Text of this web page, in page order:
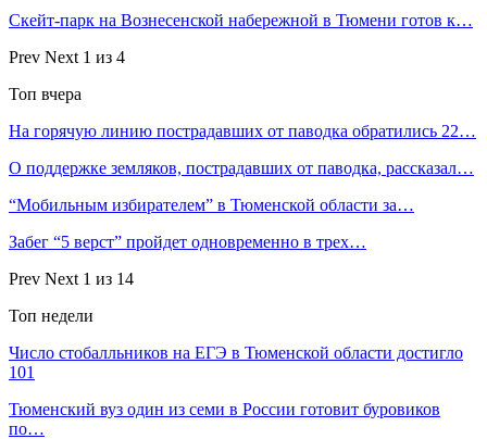
Скейт-парк на Вознесенской набережной в Тюмени готов к…
Prev Next 1 из 4
Топ вчера
На горячую линию пострадавших от паводка обратились 22…
О поддержке земляков, пострадавших от паводка, рассказал…
“Мобильным избирателем” в Тюменской области за…
Забег “5 верст” пройдет одновременно в трех…
Prev Next 1 из 14
Топ недели
Число стобалльников на ЕГЭ в Тюменской области достигло
101
Тюменский вуз один из семи в России готовит буровиков
по…